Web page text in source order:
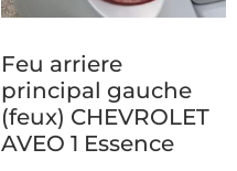
Feu arriere
principal gauche
(feux) CHEVROLET
AVEO 1 Essence